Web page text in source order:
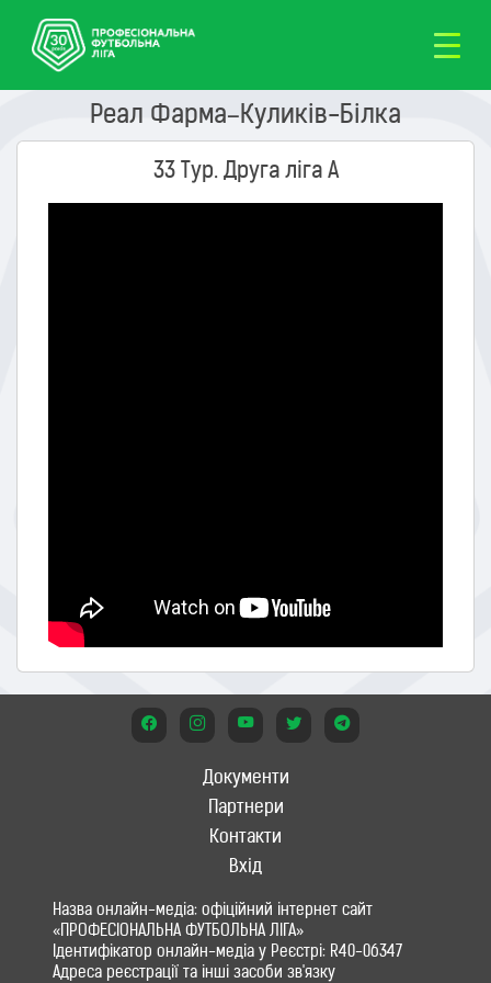
Реал Фарма–Куликів-Білка
33 Тур. Друга ліга А
Документи
Партнери
Контакти
Вхід
Назва онлайн-медіа: офіційний інтернет сайт
«ПРОФЕСІОНАЛЬНА ФУТБОЛЬНА ЛІГА»
Ідентифікатор онлайн-медіа у Реєстрі: R40-06347
Адреса реєстрації та інші засоби зв'язку